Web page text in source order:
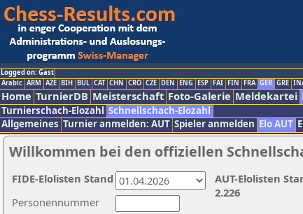
Logged on: Gast
Arabic ARM AZE BIH BUL CAT CHN CRO CZE DEN ENG ESP FAI FIN FRA GER GRE
Home TurnierDB Meisterschaft Foto-Galerie Meldekartei
Turnierschach-Elozahl Schnellschach-Elozahl
Allgemeines Turnier anmelden: AUT Spieler anmelden Elo AUT
Willkommen bei den offiziellen
Personennummer
AUT-Elolisten
2.226
FIDE-Elolisten Stand